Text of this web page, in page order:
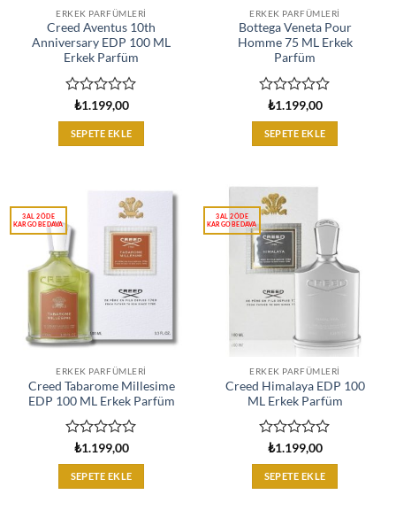
ERKEK PARFÜMLERI
Creed Aventus 10th
Anniversary EDP 100 ML
Erkek Parfüm
üzerinden
0
oy
₺1.199,00
SEPETE EKLE
ERKEK PARFÜMLERI
Bottega Veneta Pour
Homme 75 ML Erkek
Parfüm
üzerinden
0
oy
₺1.199,00
SEPETE EKLE
ERKEK PARFÜMLERI
Creed Tabarome Millesime
EDP 100 ML Erkek Parfüm
üzerinden
0
oy
₺1.199,00
SEPETE EKLE
ERKEK PARFÜMLERI
Creed Himalaya EDP 100
ML Erkek Parfüm
üzerinden
0
oy
₺1.199,00
SEPETE EKLE